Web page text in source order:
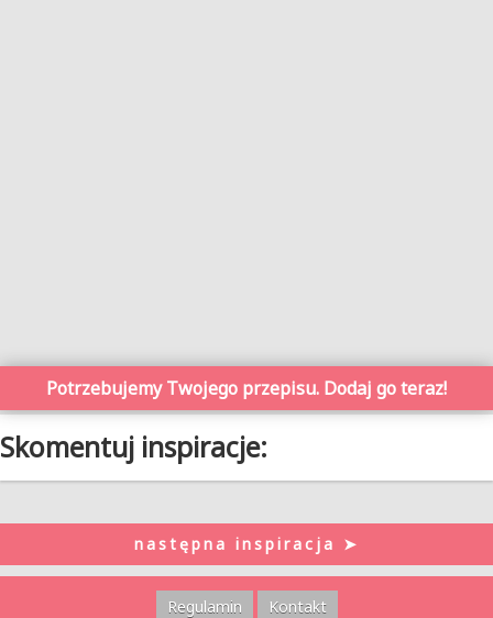
Potrzebujemy Twojego przepisu. Dodaj go teraz!
Skomentuj inspiracje:
następna inspiracja ➤
Regulamin Kontakt